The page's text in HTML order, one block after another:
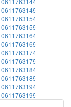
0611763144
0611763149
0611763154
0611763159
0611763164
0611763169
0611763174
0611763179
0611763184
0611763189
0611763194
0611763199